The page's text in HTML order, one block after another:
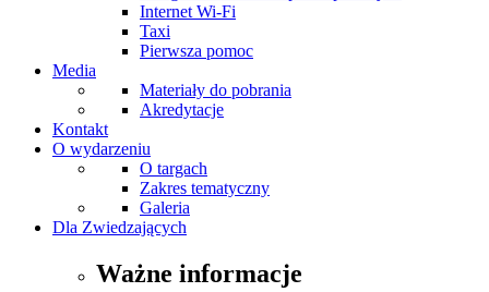
Internet Wi-Fi
Taxi
Pierwsza pomoc
Media
Materiały do pobrania
Akredytacje
Kontakt
O wydarzeniu
O targach
Zakres tematyczny
Galeria
Dla Zwiedzających
Ważne informacje